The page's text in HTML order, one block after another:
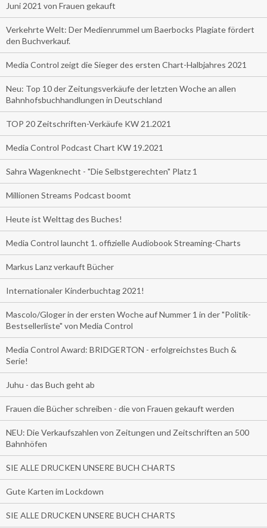
Juni 2021 von Frauen gekauft
Verkehrte Welt: Der Medienrummel um Baerbocks Plagiate fördert
den Buchverkauf.
Media Control zeigt die Sieger des ersten Chart-Halbjahres 2021
Neu: Top 10 der Zeitungsverkäufe der letzten Woche an allen
Bahnhofsbuchhandlungen in Deutschland
TOP 20 Zeitschriften-Verkäufe KW 21.2021
Media Control Podcast Chart KW 19.2021
Sahra Wagenknecht - "Die Selbstgerechten" Platz 1
Millionen Streams Podcast boomt
Heute ist Welttag des Buches!
Media Control launcht 1. offizielle Audiobook Streaming-Charts
Markus Lanz verkauft Bücher
Internationaler Kinderbuchtag 2021!
Mascolo/Gloger in der ersten Woche auf Nummer 1 in der "Politik-
Bestsellerliste" von Media Control
Media Control Award: BRIDGERTON - erfolgreichstes Buch &
Serie!
Juhu - das Buch geht ab
Frauen die Bücher schreiben - die von Frauen gekauft werden
NEU: Die Verkaufszahlen von Zeitungen und Zeitschriften an 500
Bahnhöfen
SIE ALLE DRUCKEN UNSERE BUCH CHARTS
Gute Karten im Lockdown
SIE ALLE DRUCKEN UNSERE BUCH CHARTS